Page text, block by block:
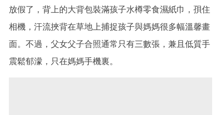
放假了，背上的大背包裝滿孩子水樽零食濕紙巾，孭住
相機，汗流挾背在草地上捕捉孩子與媽媽很多幅溫馨畫
面。不過，父女父子合照通常只有三數張，兼且低質手
震鬆郁濛，只在媽媽手機裏。